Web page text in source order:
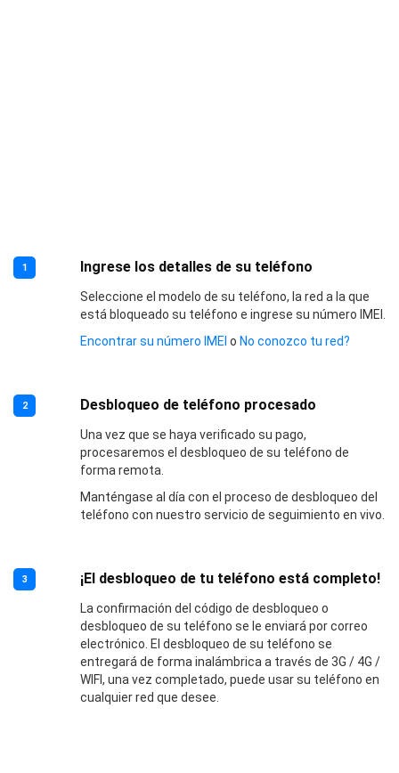
1 Ingrese los detalles de su teléfono
Seleccione el modelo de su teléfono, la red a la que
está bloqueado su teléfono e ingrese su número IMEI.
Encontrar su número IMEI o No conozco tu red?
2 Desbloqueo de teléfono procesado
Una vez que se haya verificado su pago,
procesaremos el desbloqueo de su teléfono de
forma remota.
Manténgase al día con el proceso de desbloqueo del
teléfono con nuestro servicio de seguimiento en vivo.
3 ¡El desbloqueo de tu teléfono está completo!
La confirmación del código de desbloqueo o
desbloqueo de su teléfono se le enviará por correo
electrónico. El desbloqueo de su teléfono se
entregará de forma inalámbrica a través de 3G / 4G /
WIFI, una vez completado, puede usar su teléfono en
cualquier red que desee.